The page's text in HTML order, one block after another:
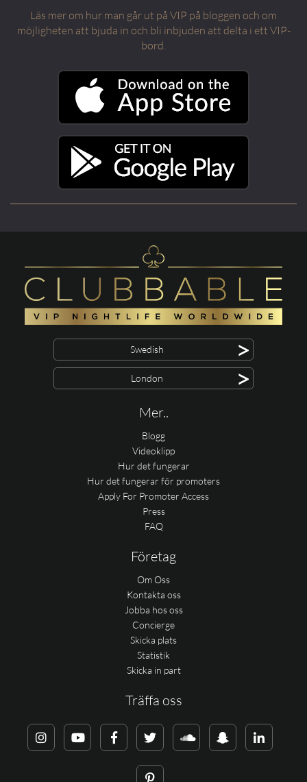
Läs mer om hur man går ut på VIP på bloggen och om
möjligheten att bjuda in och bli inbjuden att delta i ett VIP-
bord.
Swedish >
London >
Mer..
Blogg
Videoklipp
Hur det fungerar
Hur det fungerar för promoters
Apply For Promoter Access
Press
FAQ
Företag
Om Oss
Kontakta oss
Jobba hos oss
Concierge
Skicka plats
Statistik
Skicka in part
Träffa oss